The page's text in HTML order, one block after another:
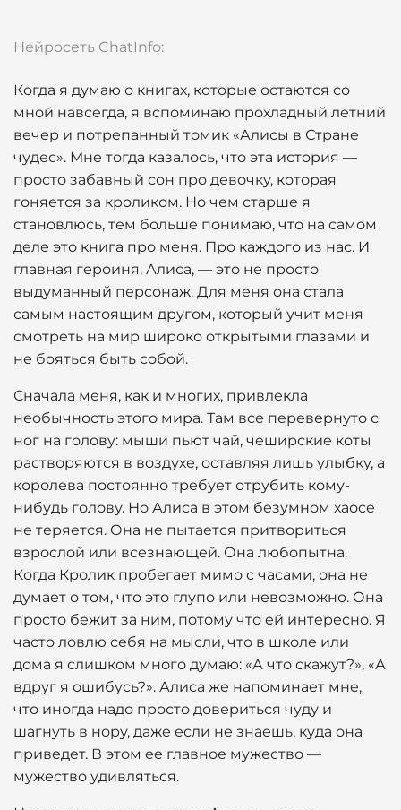
Нейросеть ChatInfo:
Когда я думаю о книгах, которые остаются со
мной навсегда, я вспоминаю прохладный летний
вечер и потрепанный томик «Алисы в Стране
чудес». Мне тогда казалось, что эта история —
просто забавный сон про девочку, которая
гоняется за кроликом. Но чем старше я
становлюсь, тем больше понимаю, что на самом
деле это книга про меня. Про каждого из нас. И
главная героиня, Алиса, — это не просто
выдуманный персонаж. Для меня она стала
самым настоящим другом, который учит меня
смотреть на мир широко открытыми глазами и
не бояться быть собой.
Сначала меня, как и многих, привлекла
необычность этого мира. Там все перевернуто с
ног на голову: мыши пьют чай, чеширские коты
растворяются в воздухе, оставляя лишь улыбку, а
королева постоянно требует отрубить кому-
нибудь голову. Но Алиса в этом безумном хаосе
не теряется. Она не пытается притвориться
взрослой или всезнающей. Она любопытна.
Когда Кролик пробегает мимо с часами, она не
думает о том, что это глупо или невозможно. Она
просто бежит за ним, потому что ей интересно. Я
часто ловлю себя на мысли, что в школе или
дома я слишком много думаю: «А что скажут?», «А
вдруг я ошибусь?». Алиса же напоминает мне,
что иногда надо просто довериться чуду и
шагнуть в нору, даже если не знаешь, куда она
приведет. В этом ее главное мужество —
мужество удивляться.